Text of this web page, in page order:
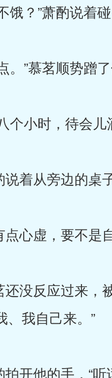
饿？”萧酌说着
。”慕茗顺势蹭
个小时，待会儿
着从旁边的桌
心虚，要不是
没反应过来，
、我自己来。”
开他的手，“听